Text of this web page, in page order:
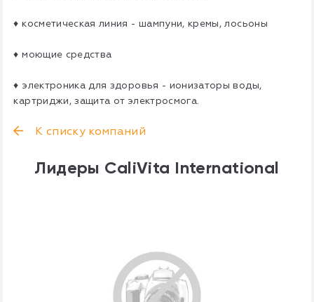
♦ косметическая линия - шампуни, кремы, лосьоны
♦ моющие средства
♦ электроника для здоровья - ионизаторы воды,
картриджи, защита от электросмога.
К списку компаний
Лидеры CaliVita International